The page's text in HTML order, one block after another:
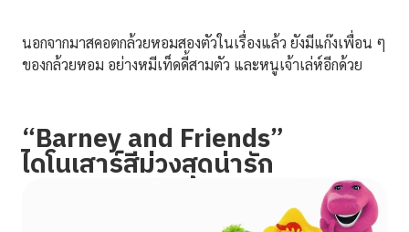
นอกจากมาสคอตกล้วยหอมสองตัวในเรื่องแล้ว ยังมีแก๊งเพื่อน ๆ
ของกล้วยหอม อย่างหมีเท็ดดี้สามตัว และหนูเจ้าเล่ห์อีกด้วย
“Barney and Friends”
ไดโนเสาร์สีม่วงสุดน่ารัก